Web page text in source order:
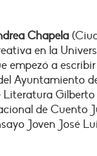
Chapela
en la
empezó a
Ayuntamiento
Literatura Gilberto
de Cuento
Joven José